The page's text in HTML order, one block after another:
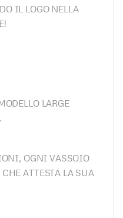
IL LOGO NELLA
LARGE
OGNI VASSOIO
ATTESTA LA SUA